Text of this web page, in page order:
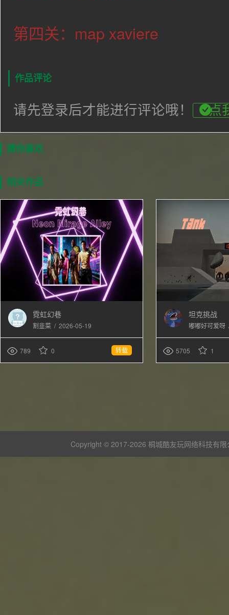
第四关：map xaviere
作品评论
请先登录后才能进行评论哦！ 点
猜你喜欢
相关作品
霓虹幻巷
割韭菜 / 2026-05-19
789 0 转载
坦克挑战
嘟嘟好可爱呀
5705 1
Copyright © 2017-2026 桐城酷友玩网络科技有